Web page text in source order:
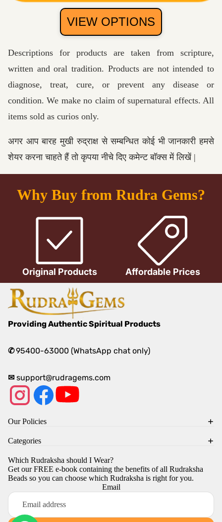
VIEW OPTIONS
Descriptions for products are taken from scripture,
written and oral tradition. Products are not intended to
diagnose, treat, cure, or prevent any disease or
condition. We make no claim of supernatural effects. All
items sold as curios only.
अगर आप बारह मुखी रुद्राक्ष से सम्बन्धित कोई भी जानकारी हमसे
शेयर करना चाहते हैं तो कृपया नीचे दिए कमेन्ट बॉक्स में लिखें |
Why Buy from Rudra Gems?
Original Products Affordable Prices
Providing Authentic Spiritual Products
✆95400-63000 (WhatsApp chat only)
✉ support@rudragems.com
Our Policies
Categories
Which Rudraksha should I Wear?
Get our FREE e-book containing the benefits of all Rudraksha
Beads so you can choose which Rudraksha is right for you.
Email